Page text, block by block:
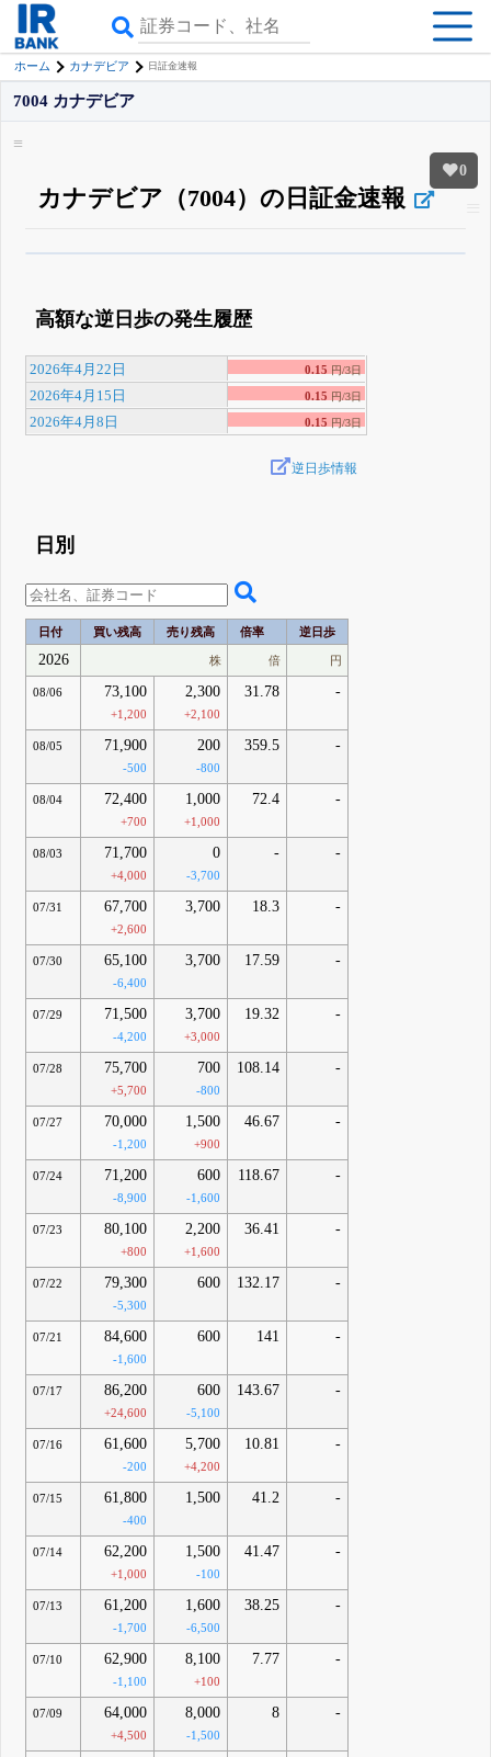
ホーム カナデビア 日証金速報
0
7004 カナデビア
カナデビア（7004）の日証金速報
登録すると永久30%OFFと米株版の先行利用も付きます
高額な逆日歩の発生履歴
2026年4月22日 0.15 円/3日
2026年4月15日 0.15 円/3日
2026年4月8日 0.15 円/3日
逆日歩情報
日別
日付 買い残高 売り残高 倍率 逆日歩
2026 株 倍 円
08/06 73,100
+1,200
2,300
+2,100
31.78 -
08/05 71,900
-500
200
-800
359.5 -
08/04 72,400
+700
1,000
+1,000
72.4 -
08/03 71,700
+4,000
0
-3,700
- -
07/31 67,700
+2,600
3,700 18.3 -
07/30 65,100
-6,400
3,700 17.59 -
07/29 71,500
-4,200
3,700
+3,000
19.32 -
07/28 75,700
+5,700
700
-800
108.14 -
07/27 70,000
-1,200
1,500
+900
46.67 -
07/24 71,200
-8,900
600
-1,600
118.67 -
07/23 80,100
+800
2,200
+1,600
36.41 -
07/22 79,300
-5,300
600 132.17 -
07/21 84,600
-1,600
600 141 -
07/17 86,200
+24,600
600
-5,100
143.67 -
07/16 61,600
-200
5,700
+4,200
10.81 -
07/15 61,800
-400
1,500 41.2 -
07/14 62,200
+1,000
1,500
-100
41.47 -
07/13 61,200
-1,700
1,600
-6,500
38.25 -
07/10 62,900
-1,100
8,100
+100
7.77 -
07/09 64,000
+4,500
8,000
-1,500
8 -